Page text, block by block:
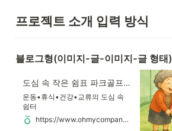
프로젝트 소개 입력 방식
블로그형(이미지-글-이미지-글 형태)
도심 속 작은 쉼표 파크골프 & 힐링 커뮤니티 센터
운동•휴식•건강•교류의 도심 속
쉼터
https://www.ohmycompany.com/reward/1419894684